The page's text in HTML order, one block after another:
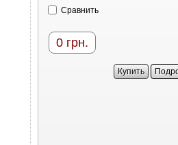
Cравнить
0 грн.
Купить